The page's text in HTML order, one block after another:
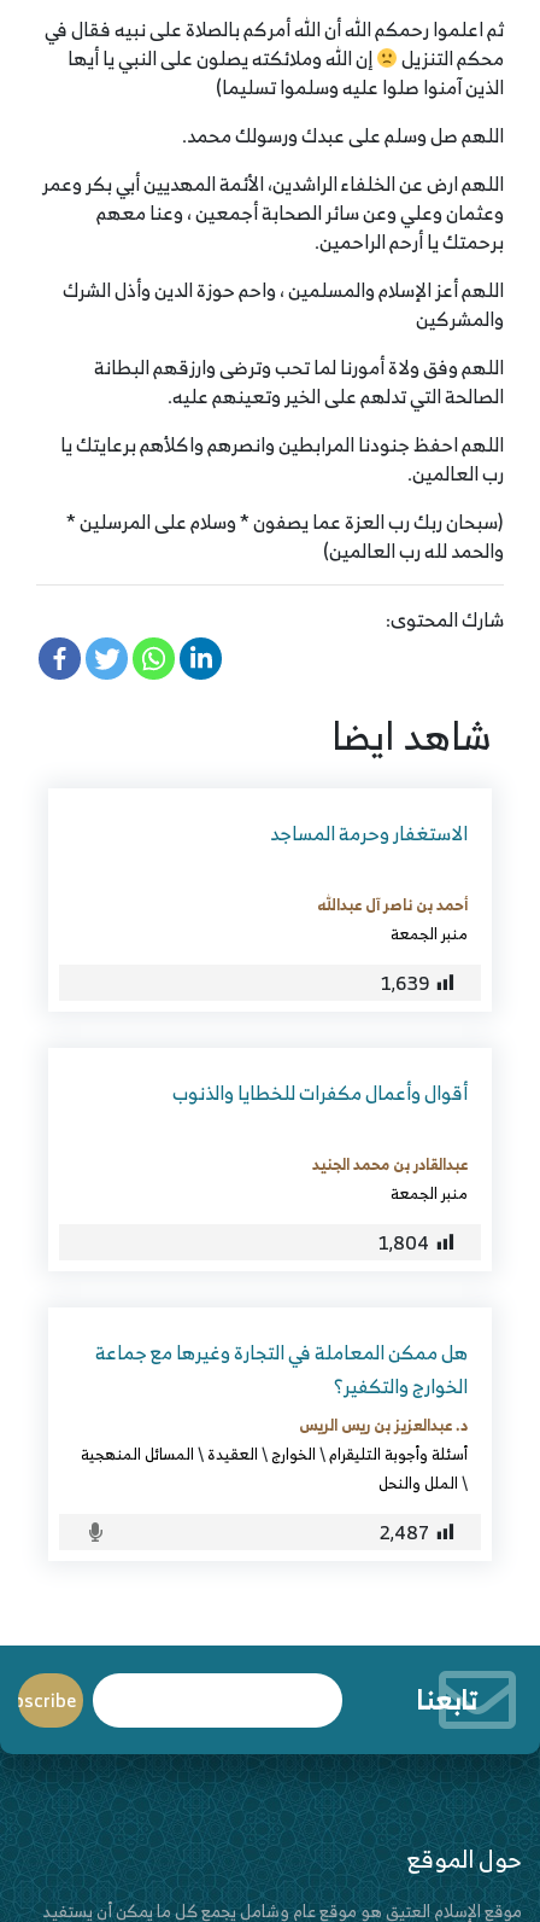
ثم اعلموا رحمكم الله أن الله أمركم بالصلاة على نبيه فقال في
محكم التنزيل
إن الله وملائكته يصلون على النبي يا أيها
الذين آمنوا صلوا عليه وسلموا تسليما)
اللهم ‎صل وسلم على عبدك ورسولك محمد.
اللهم ارض عن الخلفاء الراشدين، الأئمة المهديين أبي بكر وعمر
وعثمان وعلي وعن سائر الصحابة أجمعين ، وعنا معهم
برحمتك يا أرحم الراحمين.
اللهم أعز الإسلام والمسلمين ، واحم حوزة الدين وأذل الشرك
والمشركين
اللهم وفق ولاة أمورنا لما تحب وترضى وارزقهم البطانة
الصالحة التي تدلهم على الخير وتعينهم عليه.
اللهم احفظ جنودنا المرابطين وانصرهم واكلأهم برعايتك يا
رب العالمين.
(سبحان ربك رب العزة عما يصفون * وسلام على المرسلين *
والحمد لله رب العالمين)
شارك المحتوى:
شاهد ايضا
الاستغفار وحرمة المساجد
أحمد بن ناصر آل عبدالله
منبر الجمعة
1٬639
أقوال وأعمال مكفرات للخطايا والذنوب
عبدالقادر بن محمد الجنيد
منبر الجمعة
1٬804
هل ممكن المعاملة في التجارة وغيرها مع جماعة
الخوارج والتكفير؟
د. عبدالعزيز بن ريس الريس
أسئلة وأجوبة التليقرام\الخوارج\العقيدة\المسائل المنهجية
\الملل والنحل
2٬487
تابعنا
حول الموقع
موقع الإسلام العتيق هو موقع عام وشامل يجمع كل ما يمكن أن يستفيد